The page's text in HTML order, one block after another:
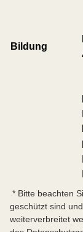
Bildung
* Bitte beachten
geschützt sind
weiterverbreitet